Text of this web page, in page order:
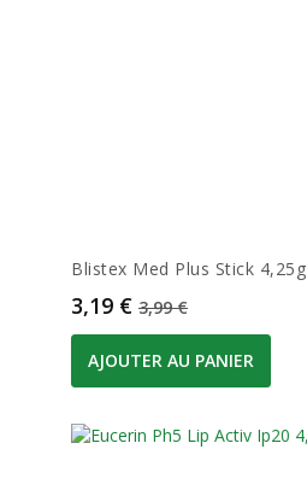
Blistex Med Plus Stick 4,25g
Prix
3,19 € Prix de base
3,99 €
AJOUTER AU PANIER